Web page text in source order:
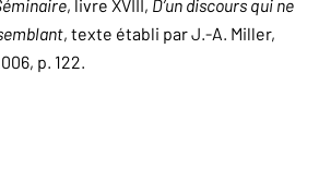
, livre XVIII, D’un discours qui ne
, texte établi par J.-A. Miller,
p. 122.